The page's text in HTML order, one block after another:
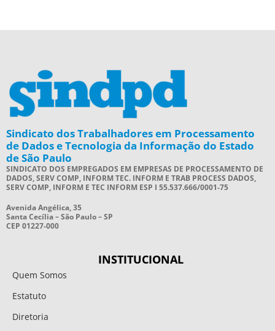
Sindicato dos Trabalhadores em Processamento
de Dados e Tecnologia da Informação do Estado
de São Paulo
SINDICATO DOS EMPREGADOS EM EMPRESAS DE PROCESSAMENTO DE
DADOS, SERV COMP, INFORM TEC. INFORM E TRAB PROCESS DADOS,
SERV COMP, INFORM E TEC INFORM ESP I 55.537.666/0001-75
Avenida Angélica, 35
Santa Cecília – São Paulo – SP
CEP 01227-000
INSTITUCIONAL
Quem Somos
Estatuto
Diretoria